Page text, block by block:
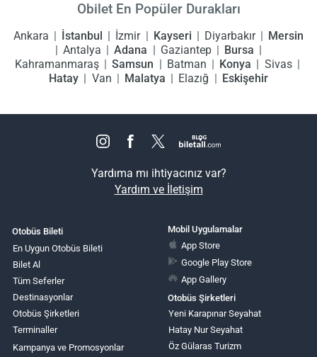
Obilet En Popüler Durakları
Ankara İstanbul İzmir Kayseri Diyarbakır
Mersin
Antalya
Adana Gaziantep
Bursa
Kahramanmaraş
Samsun Batman Konya
Sivas
Hatay
Van Malatya Elazığ Eskişehir
Yardıma mı ihtiyacınız var?
Yardım ve İletişim
Otobüs Bileti
En Uygun Otobüs Bileti
Bilet Al
Tüm Seferler
Destinasyonlar
Otobüs Şirketleri
Terminaller
Kampanya ve Promosyonlar
Mobil Uygulamalar
App Store
Google Play Store
App Gallery
Otobüs Şirketleri
Yeni Karapınar Seyahat
Hatay Nur Seyahat
Öz Gülaras Turizm